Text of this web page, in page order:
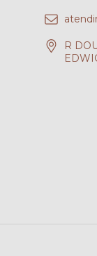
R